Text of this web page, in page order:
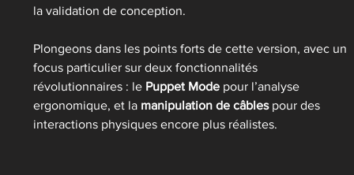
la validation de conception.
Plongeons dans les points forts de cette version, avec un
focus particulier sur deux fonctionnalités
révolutionnaires : le Puppet Mode pour l’analyse
ergonomique, et la manipulation de câbles pour des
interactions physiques encore plus réalistes.